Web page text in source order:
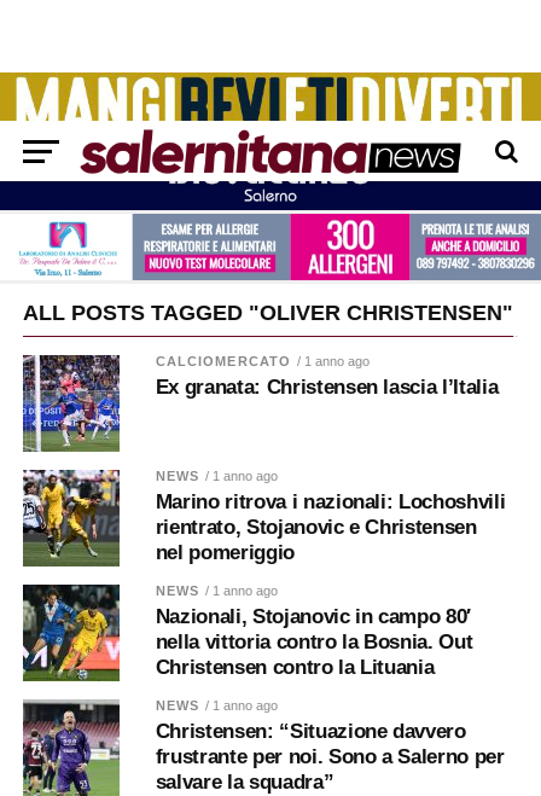
ALL POSTS TAGGED "OLIVER CHRISTENSEN"
CALCIOMERCATO / 1 anno ago
Ex granata: Christensen lascia l’Italia
NEWS / 1 anno ago
Marino ritrova i nazionali: Lochoshvili
rientrato, Stojanovic e Christensen
nel pomeriggio
NEWS / 1 anno ago
Nazionali, Stojanovic in campo 80′
nella vittoria contro la Bosnia. Out
Christensen contro la Lituania
NEWS / 1 anno ago
Christensen: “Situazione davvero
frustrante per noi. Sono a Salerno per
salvare la squadra”